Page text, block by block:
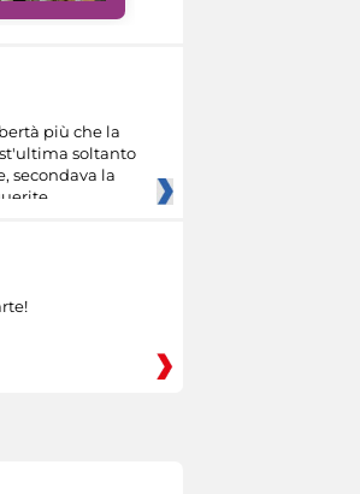
più che la
soltanto
secondava la